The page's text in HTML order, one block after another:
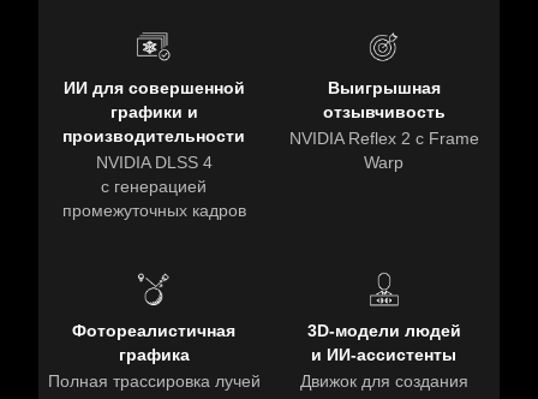
ИИ для совершенной
графики и
производительности
NVIDIA DLSS 4
с генерацией
промежуточных кадров
Выигрышная
отзывчивость
NVIDIA Reflex 2 с Frame
Warp
Фотореалистичная
графика
Полная трассировка лучей
3D-модели людей
и ИИ-ассистенты
Движок для создания